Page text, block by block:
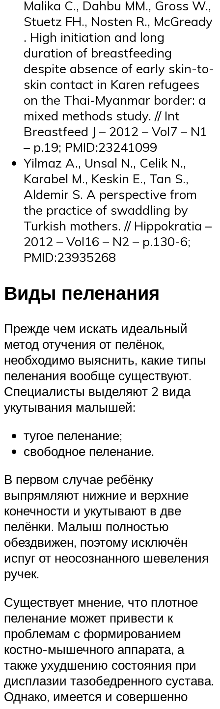
Malika C., Dahbu MM., Gross W.,
Stuetz FH., Nosten R., McGready
. High initiation and long
duration of breastfeeding
despite absence of early skin-to-
skin contact in Karen refugees
on the Thai-Myanmar border: a
mixed methods study. // Int
Breastfeed J – 2012 – Vol7 – N1
– p.19; PMID:23241099
Yilmaz A., Unsal N., Celik N.,
Karabel M., Keskin E., Tan S.,
Aldemir S. A perspective from
the practice of swaddling by
Turkish mothers. // Hippokratia –
2012 – Vol16 – N2 – p.130-6;
PMID:23935268
Виды пеленания
Прежде чем искать идеальный
метод отучения от пелёнок,
необходимо выяснить, какие типы
пеленания вообще существуют.
Специалисты выделяют 2 вида
укутывания малышей:
тугое пеленание;
свободное пеленание.
В первом случае ребёнку
выпрямляют нижние и верхние
конечности и укутывают в две
пелёнки. Малыш полностью
обездвижен, поэтому исключён
испуг от неосознанного шевеления
ручек.
Существует мнение, что плотное
пеленание может привести к
проблемам с формированием
костно-мышечного аппарата, а
также ухудшению состояния при
дисплазии тазобедренного сустава.
Однако, имеется и совершенно